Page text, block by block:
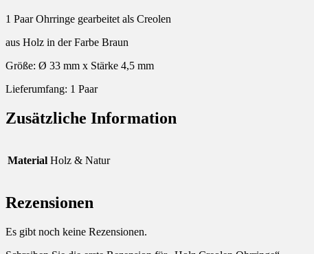
1 Paar Ohrringe gearbeitet als Creolen
aus Holz in der Farbe Braun
Größe: Ø 33 mm x Stärke 4,5 mm
Lieferumfang: 1 Paar
Zusätzliche Information
Material Holz & Natur
Rezensionen
Es gibt noch keine Rezensionen.